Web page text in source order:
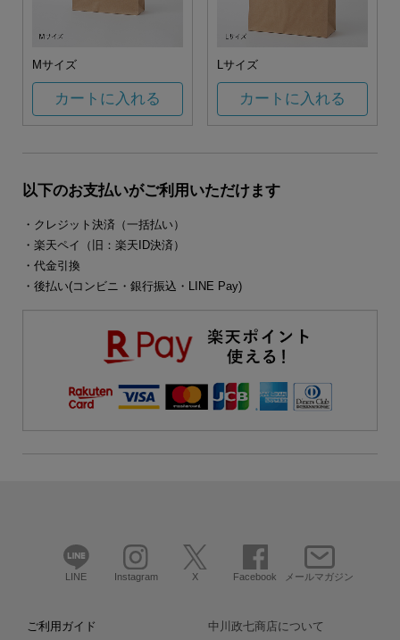
Mサイズ
カートに入れる
Lサイズ
カートに入れる
以下のお支払いがご利用いただけます
・クレジット決済（一括払い）
・楽天ペイ（旧：楽天ID決済）
・代金引換
・後払い(コンビニ・銀行振込・LINE Pay)
LINE Instagram X Facebook メールマガジン
ご利用ガイド 中川政七商店について